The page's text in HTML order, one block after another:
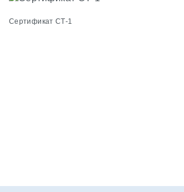
Сертификат СТ-1